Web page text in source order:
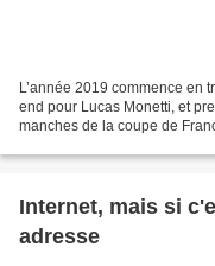
L’année 2019 commence en
end pour Lucas Monetti, et
manches de la coupe de
Internet, mais si
adresse